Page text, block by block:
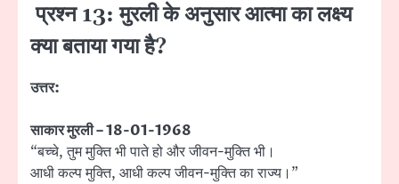
प्रश्न 13: मुरली के अनुसार आत्मा का लक्ष्य
क्या बताया गया है?
उत्तर:
साकार मुरली – 18-01-1968
“बच्चे, तुम मुक्ति भी पाते हो और जीवन-मुक्ति भी।
आधी कल्प मुक्ति, आधी कल्प जीवन-मुक्ति का राज्य।”